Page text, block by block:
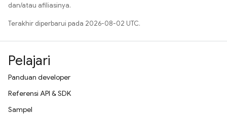
dan/atau afiliasinya.
Terakhir diperbarui pada 2026-08-02 UTC.
Pelajari
Panduan developer
Referensi API & SDK
Sampel